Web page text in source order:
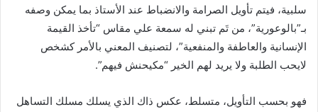
سلبية، فيتم تأويل الصرامة والانضباط عند الأستاذ بما يمكن وصفه
بـ”بالوعورية”، من تَم تبني له سمعة علي مقاس “تأخذ القيمة
الإنسانية والعاطفة والمنفعية”، لتصنيف المعني بالأمر كشخص
لايحب الطلبة ولا يريد لهم الخير “مكيحنش فيهم”.
فهو بحسب التأويل، متسلط، عكس ذاك الذي يسلك مسلك التساهل